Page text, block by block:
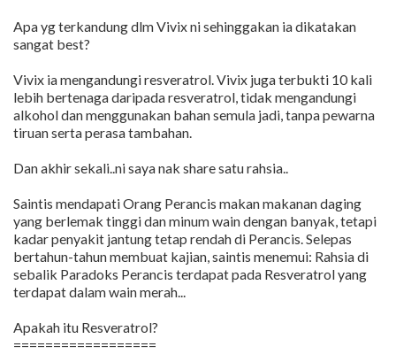
Apa yg terkandung dlm Vivix ni sehinggakan ia dikatakan
sangat best?
Vivix ia mengandungi resveratrol. Vivix juga terbukti 10 kali
lebih bertenaga daripada resveratrol, tidak mengandungi
alkohol dan menggunakan bahan semula jadi, tanpa pewarna
tiruan serta perasa tambahan.
Dan akhir sekali..ni saya nak share satu rahsia..
Saintis mendapati Orang Perancis makan makanan daging
yang berlemak tinggi dan minum wain dengan banyak, tetapi
kadar penyakit jantung tetap rendah di Perancis. Selepas
bertahun-tahun membuat kajian, saintis menemui: Rahsia di
sebalik Paradoks Perancis terdapat pada Resveratrol yang
terdapat dalam wain merah...
Apakah itu Resveratrol?
==================